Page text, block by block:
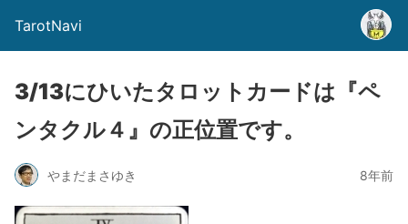
TarotNavi
3/13にひいたタロットカードは『ペ
ンタクル４』の正位置です。
やまだまさゆき 8年前